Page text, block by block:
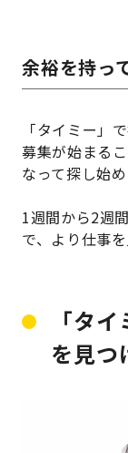
余裕を持っ
「タイミー」
募集が始まる
なって探し始
1週間から2週
で、より仕事
「タ
を見つ